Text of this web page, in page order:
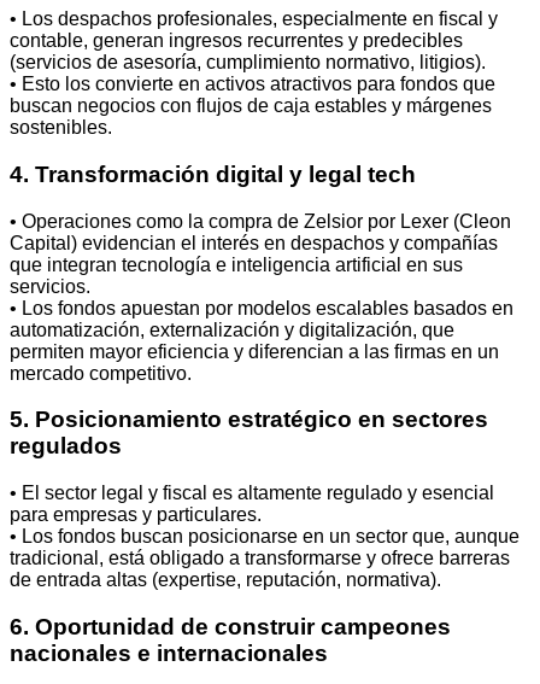
• Los despachos profesionales, especialmente en fiscal y
contable, generan ingresos recurrentes y predecibles
(servicios de asesoría, cumplimiento normativo, litigios).
• Esto los convierte en activos atractivos para fondos que
buscan negocios con flujos de caja estables y márgenes
sostenibles.
4. Transformación digital y legal tech
• Operaciones como la compra de Zelsior por Lexer (Cleon
Capital) evidencian el interés en despachos y compañías
que integran tecnología e inteligencia artificial en sus
servicios.
• Los fondos apuestan por modelos escalables basados en
automatización, externalización y digitalización, que
permiten mayor eficiencia y diferencian a las firmas en un
mercado competitivo.
5. Posicionamiento estratégico en sectores
regulados
• El sector legal y fiscal es altamente regulado y esencial
para empresas y particulares.
• Los fondos buscan posicionarse en un sector que, aunque
tradicional, está obligado a transformarse y ofrece barreras
de entrada altas (expertise, reputación, normativa).
6. Oportunidad de construir campeones
nacionales e internacionales